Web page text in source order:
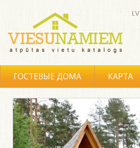
LV
ГОСТЕВЫЕ ДОМА КАРТА